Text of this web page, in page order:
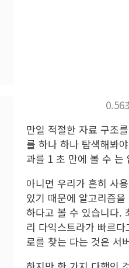
0.56
만일 적절한 자료 구조
를 하나 하나 탐색해봐
과를 1 초 만에 볼 수 는
아니면 우리가 흔히 사
있기 때문에 알고리즘
하다고 볼 수 있습니다.
리 다익스트라가 빠르
로를 찾는 다는 것은 서